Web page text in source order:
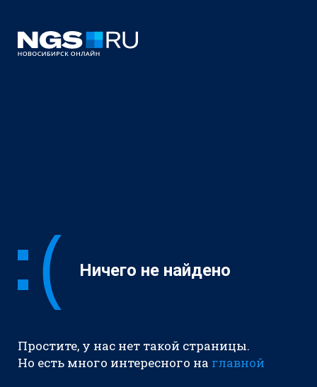
Ничего не найдено
Простите, у нас нет такой страницы.
Но есть много интересного на главной